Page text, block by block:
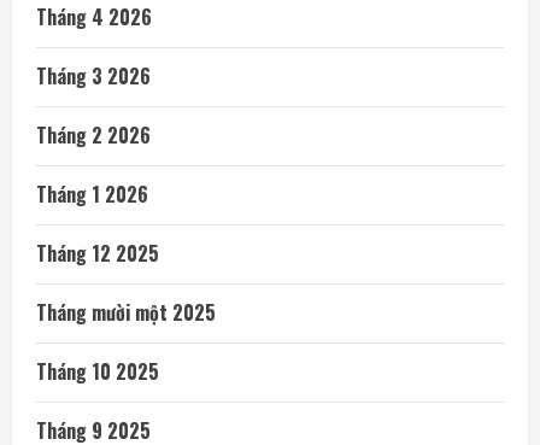
Tháng 4 2026
Tháng 3 2026
Tháng 2 2026
Tháng 1 2026
Tháng 12 2025
Tháng mười một 2025
Tháng 10 2025
Tháng 9 2025